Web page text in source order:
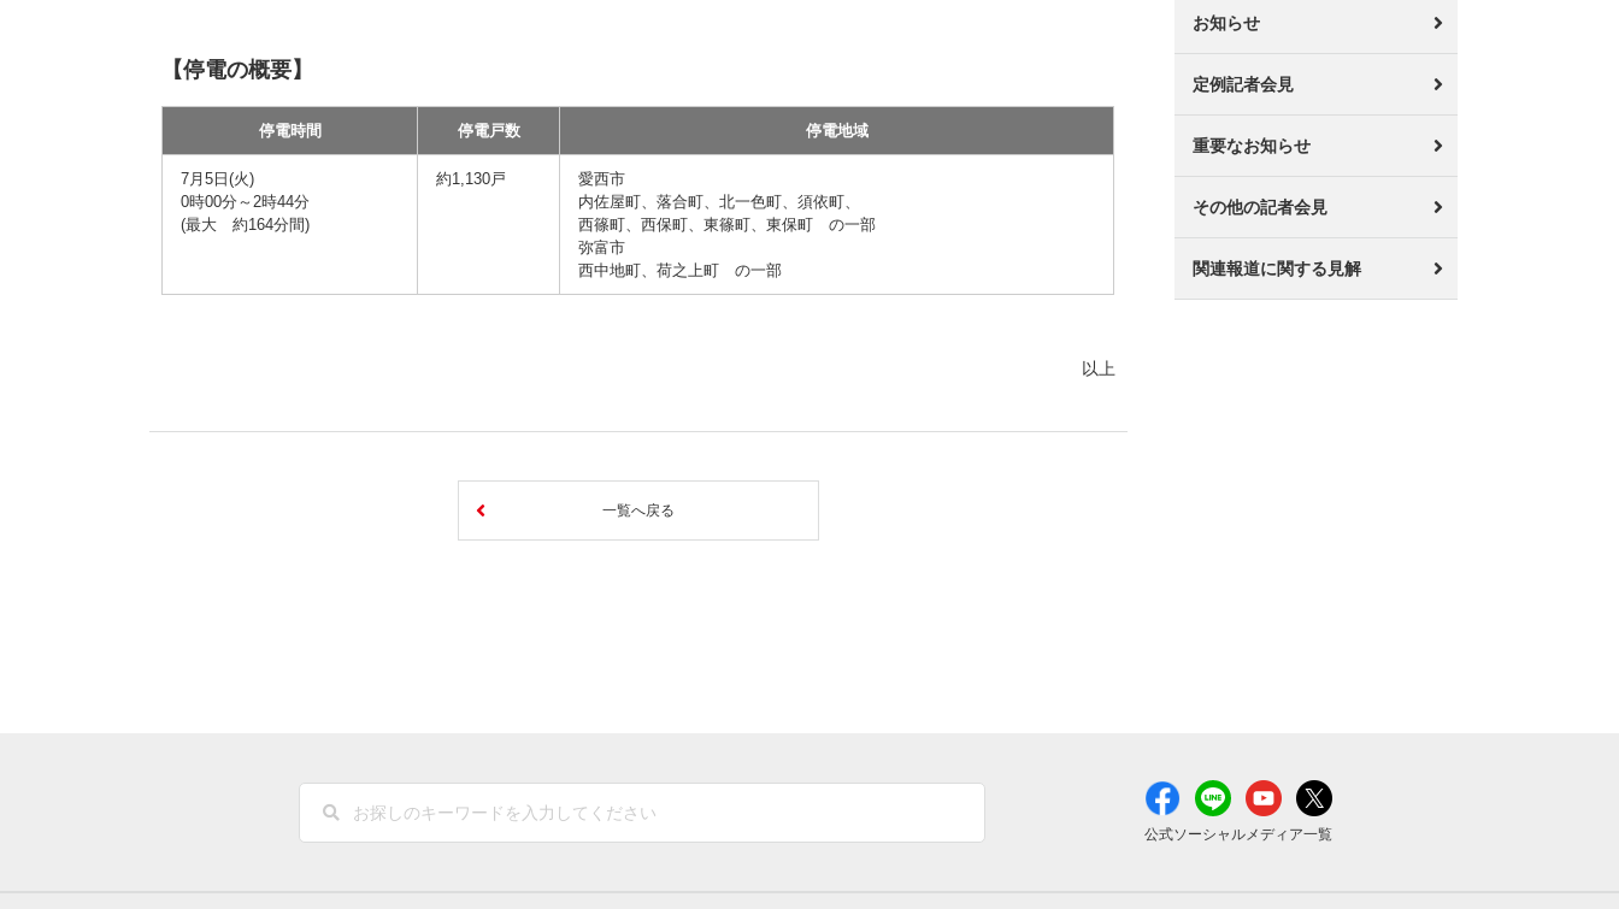
【停電の概要】
停電時間 停電戸数 停電地域
7月5日(火)
0時00分～2時44分
(最大 約164分間)
約1,130戸
愛西市
内佐屋町、落合町、北一色町、須依町、
西篠町、西保町、東篠町、東保町 の一部
弥富市
西中地町、荷之上町 の一部
以上
一覧へ戻る
お知らせ
定例記者会見
重要なお知らせ
その他の記者会見
関連報道に関する見解
公式ソーシャルメディア一覧